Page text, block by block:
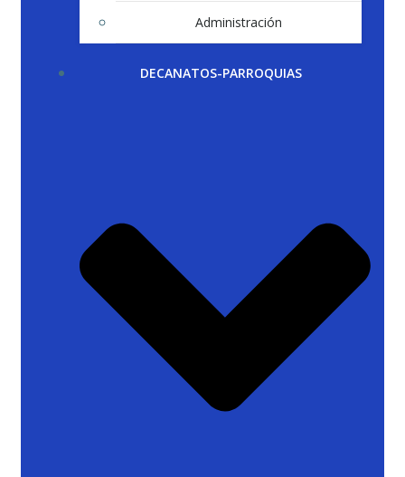
Administración
DECANATOS-PARROQUIAS